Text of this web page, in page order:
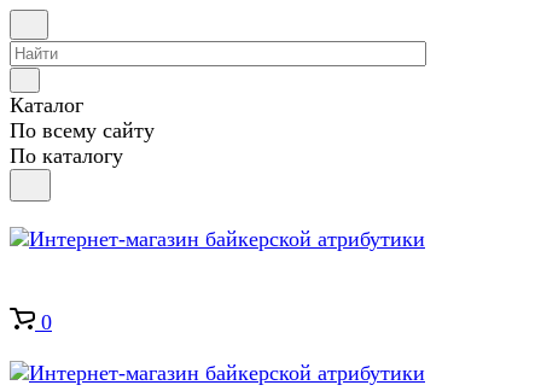
Каталог
По всему сайту
По каталогу
0